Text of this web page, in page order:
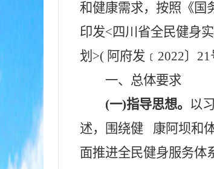
和健康需求，按照《国
印发<四川省全民健身
划>( 阿府发 ﹝ 2022〕
一、总体要求
(一)指导思想。 以
述，围绕健 康阿坝和
面推进全民健身服务体